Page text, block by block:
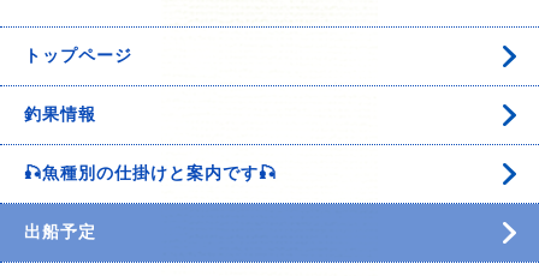
トップページ
釣果情報
🎣魚種別の仕掛けと案内です🎣
出船予定